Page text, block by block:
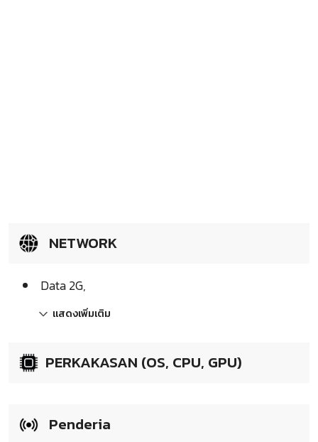
NETWORK
Data 2G,
แสดงเพิ่มเติม
PERKAKASAN (OS, CPU, GPU)
Penderia